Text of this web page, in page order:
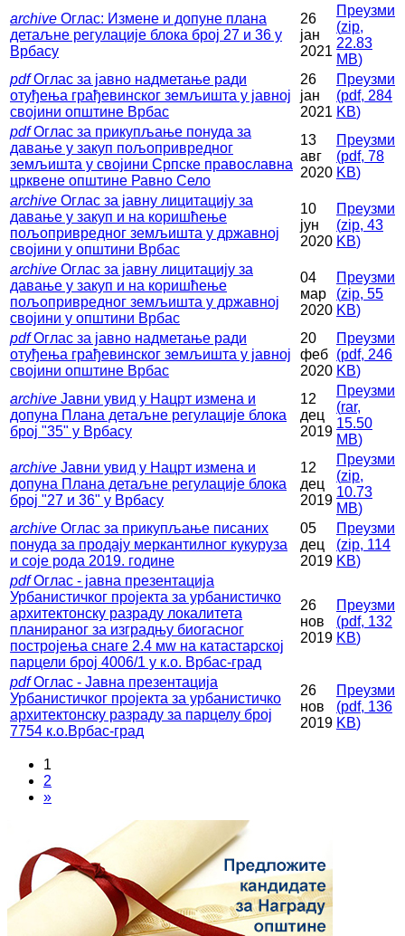
archive Оглас: Измене и допуне плана
детаљне регулације блока број 27 и 36 у
Врбасу
26
јан
2021
Преузми
(zip,
22.83
MB)
pdf Оглас за јавно надметање ради
отуђења грађевинског земљишта у јавној
својини општинe Врбас
26
јан
2021
Преузми
(pdf, 284
KB)
pdf Оглас за прикупљање понуда за
давање у закуп пољопривредног
земљишта у својини Српске православна
црквене општине Равно Село
13
авг
2020
Преузми
(pdf, 78
KB)
archive Оглас за јавну лицитацију за
давање у закуп и на коришћење
пољопривредног земљишта у државној
својини у општини Врбас
10
јун
2020
Преузми
(zip, 43
KB)
archive Оглас за јавну лицитацију за
давање у закуп и на коришћење
пољопривредног земљишта у државној
својини у општини Врбас
04
мар
2020
Преузми
(zip, 55
KB)
pdf Оглас за јавно надметање ради
отуђења грађевинског земљишта у јавној
својини општинe Врбас
20
феб
2020
Преузми
(pdf, 246
KB)
archive Јавни увид у Нацрт измена и
допуна Плана детаљне регулације блока
број "35" у Врбасу
12
дец
2019
Преузми
(rar,
15.50
MB)
archive Јавни увид у Нацрт измена и
допуна Плана детаљне регулације блока
број "27 и 36" у Врбасу
12
дец
2019
Преузми
(zip,
10.73
MB)
archive Оглас за прикупљање писаних
понуда за продају меркантилног кукуруза
и соје рода 2019. године
05
дец
2019
Преузми
(zip, 114
KB)
pdf Оглас - јавна презентација
Урбанистичког пројекта за урбанистичко
архитектонску разраду локалитета
планираног за изградњу биогасног
постројења снаге 2.4 мw на катастарској
парцели број 4006/1 у к.о. Врбас-град
26
нов
2019
Преузми
(pdf, 132
KB)
pdf Оглас - Јавна презентација
Урбанистичког пројекта за урбанистичко
архитектонску разраду за парцелу број
7754 к.о.Врбас-град
26
нов
2019
Преузми
(pdf, 136
KB)
1
2
»